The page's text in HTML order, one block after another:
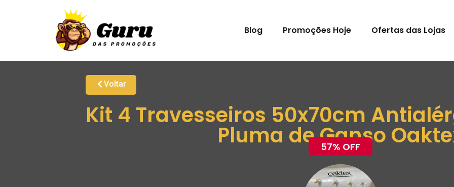
Blog Promoções Hoje Ofertas das Lojas
Voltar
Kit 4 Travesseiros 50x70cm
Pluma de Ganso
57% OFF